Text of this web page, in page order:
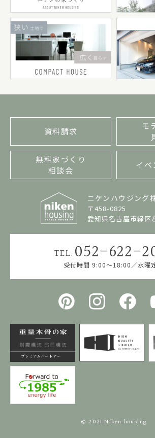
ニケンハウジング
〒458-0825
愛知県名古屋市緑区
TEL. 052-622-
受付時間 9:00〜18:00／水曜
© 2021 Niken housing
資料請求
モ
無料家づくり
相談会
イ